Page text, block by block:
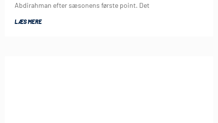
Abdirahman efter sæsonens første point. Det
LÆS MERE